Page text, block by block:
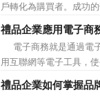
戶轉化為購買者。成功
相應的分類，了解不同
制定相應的營銷對策，
入，這不僅是銷售環節
持。具體來說，有以下...
禮品企業應用電子商
電子商務就是通過電
用互聯網等電子工具，
伴之間，利用電子業務
子化，配合企業內部的
禮品企業如何掌握品